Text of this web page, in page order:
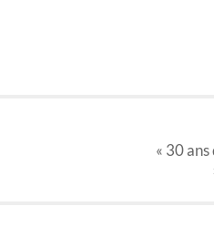
« 30